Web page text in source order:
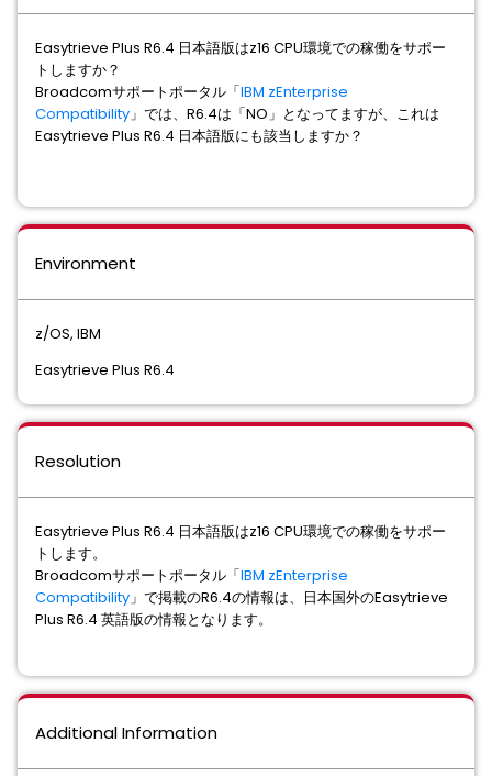
Easytrieve Plus R6.4 日本語版はz16 CPU環境での稼働をサポー
トしますか？
Broadcomサポートポータル「IBM zEnterprise
Compatibility」では、R6.4は「NO」となってますが、これは
Easytrieve Plus R6.4 日本語版にも該当しますか？
Environment
z/OS, IBM
Easytrieve Plus R6.4
Resolution
Easytrieve Plus R6.4 日本語版はz16 CPU環境での稼働をサポー
トします。
Broadcomサポートポータル「IBM zEnterprise
Compatibility」で掲載のR6.4の情報は、日本国外のEasytrieve
Plus R6.4 英語版の情報となります。
Additional Information